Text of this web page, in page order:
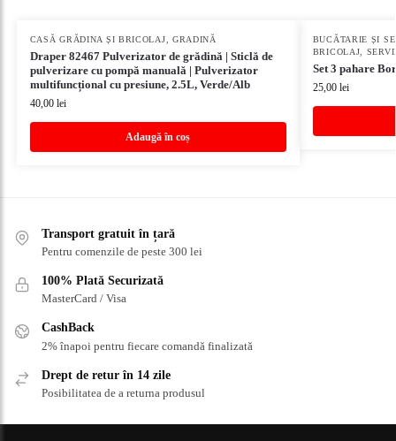
CASĂ GRĂDINA ȘI BRICOLAJ GRADINĂ
Draper 82467 Pulverizator de grădină | Sticlă de
pulverizare cu pompă manuală | Pulverizator
multifuncțional cu presiune, 2.5L, Verde/Alb
40,00 lei
Adaugă în coș
BUCĂTARIE ȘI
BRICOLAJ
Set 3 pahare
25,00 lei
Transport gratuit în țară
Pentru comenzile de peste 300 lei
100% Plată Securizată
MasterCard / Visa
CashBack
2% înapoi pentru fiecare comandă finalizată
Drept de retur în 14 zile
Posibilitatea de a returna produsul